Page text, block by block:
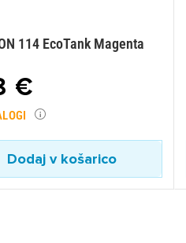
114 EcoTank Magenta
€
Dodaj v košarico